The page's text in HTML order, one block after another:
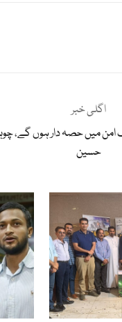
اگلی خبر
میں حصہ دار ہوں گے،
حسین